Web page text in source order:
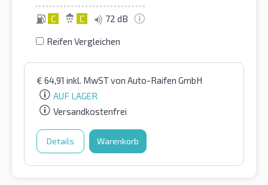
C C 72 dB
Reifen Vergleichen
€ 64,91 inkl. MwSTvon Auto-Raifen GmbH
AUF LAGER
Versandkostenfrei
Details Warenkorb